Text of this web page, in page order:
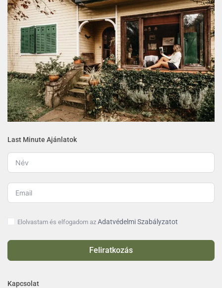
Last Minute Ajánlatok
Elolvastam és elfogadom azAdatvédelmi Szabályzatot
Feliratkozás
Kapcsolat